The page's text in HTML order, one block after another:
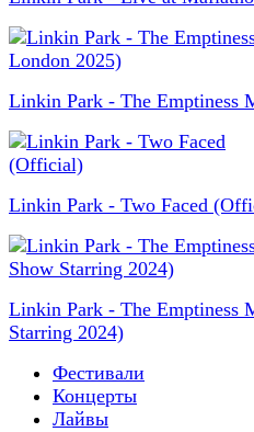
Linkin Park - The Emptiness
Linkin Park - Two Faced
Linkin Park - The Emptiness
Starring 2024)
Фестивали
Концерты
Лайвы